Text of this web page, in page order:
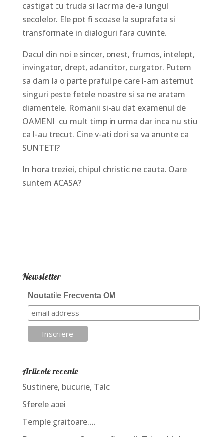
castigat cu truda si lacrima de-a lungul
secolelor. Ele pot fi scoase la suprafata si
transformate in dialoguri fara cuvinte.
Dacul din noi e sincer, onest, frumos, intelept,
invingator, drept, adancitor, curgator. Putem
sa dam la o parte praful pe care l-am asternut
singuri peste fetele noastre si sa ne aratam
diamentele. Romanii si-au dat examenul de
OAMENII cu mult timp in urma dar inca nu stiu
ca l-au trecut. Cine v-ati dori sa va anunte ca
SUNTETI?
In hora treziei, chipul christic ne cauta. Oare
suntem ACASA?
Newsletter
Noutatile Frecventa OM
Articole recente
Sustinere, bucurie, Talc
Sferele apei
Temple graitoare….